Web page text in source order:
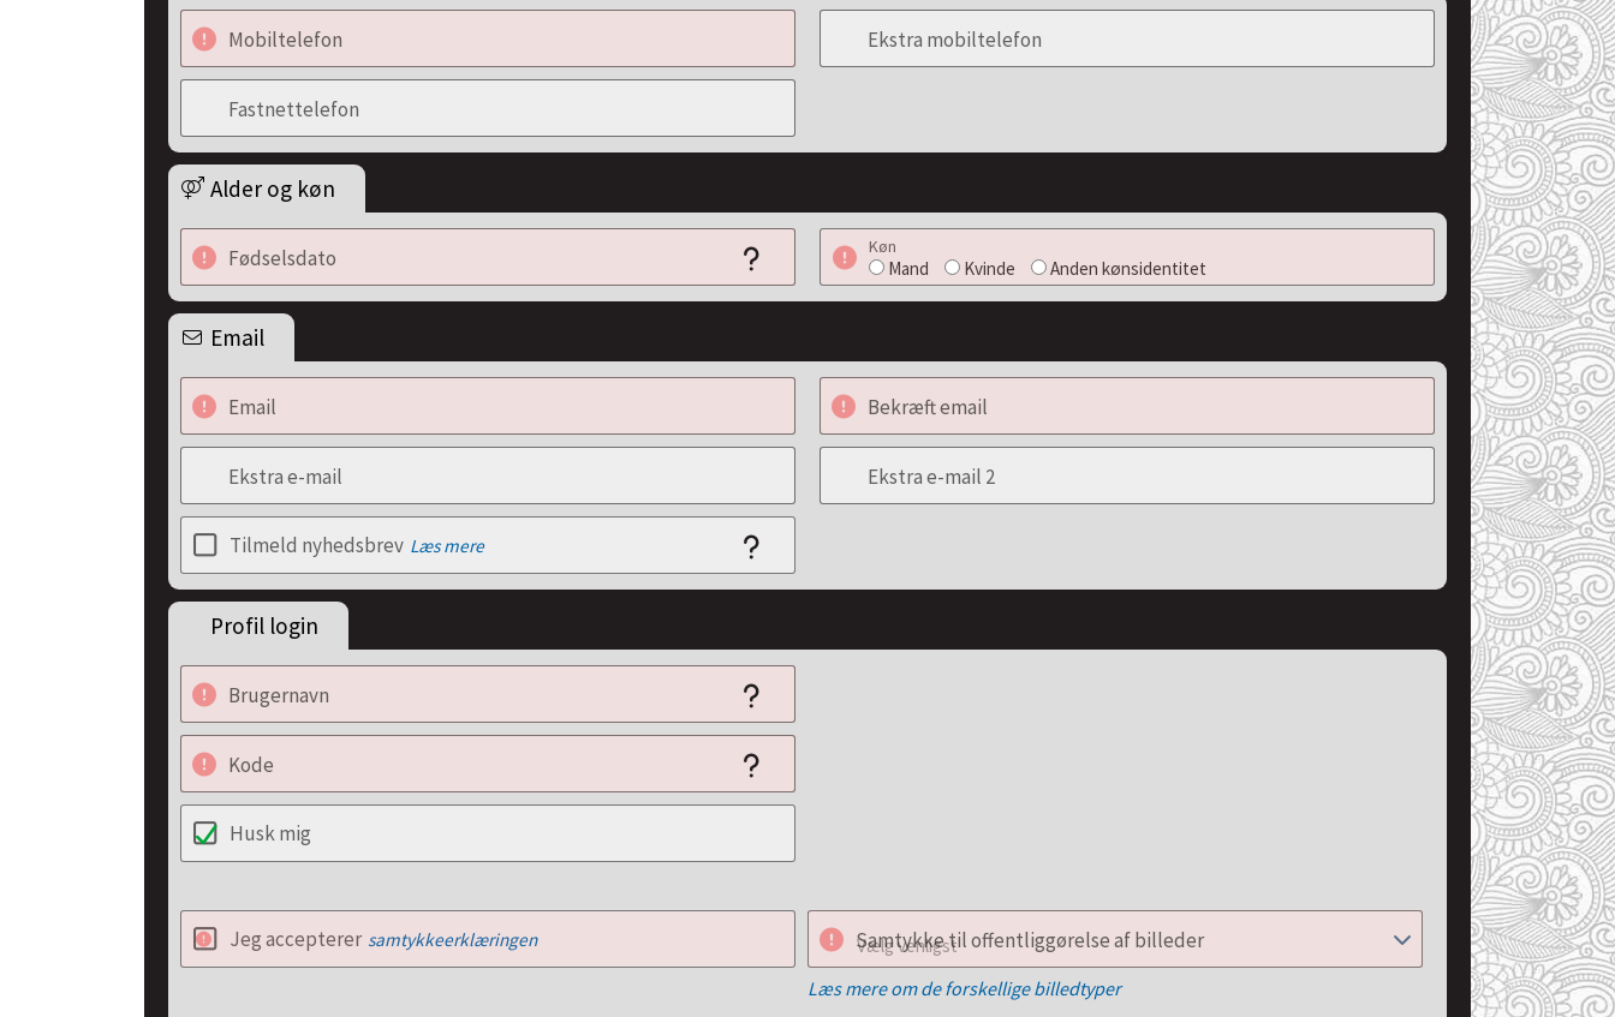
Mobiltelefon Ekstra mobiltelefon
Fastnettelefon
Alder og køn
Fødselsdato Køn
Mand Kvinde Anden kønsidentitet
Email
Email Bekræft email
Ekstra e-mail Ekstra e-mail 2
Tilmeld nyhedsbrev Læs mere
Profil login
Brugernavn
Kode
Husk mig
Jeg accepterer samtykkeerklæringen Vælg venligst
Samtykke til offentliggørelse af billeder
Læs mere om de forskellige billedtyper